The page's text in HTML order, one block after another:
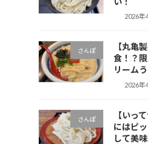
2026年
さんぽ
【丸亀
食！？
リーム
2026年
さんぽ
【いっ
にはピ
して美